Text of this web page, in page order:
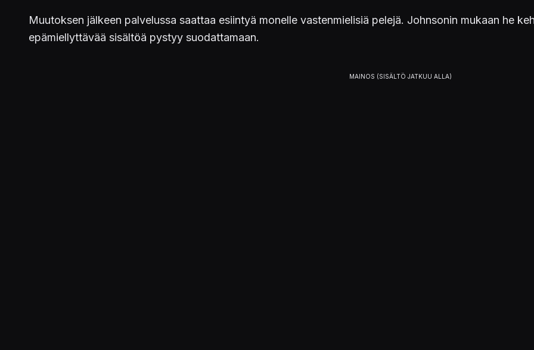
Muutoksen jälkeen palvelussa saattaa esiintyä monelle vastenmielisiä pelejä. Johnsonin mukaan he
epämiellyttävää sisältöä pystyy suodattamaan.